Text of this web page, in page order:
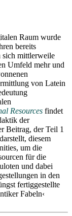
Raum wurde
bereits
sich mittlerweile
Umfeld mehr und
von Latein
Resources findet
der
Beitrag, der Teil 1
diesem
um die
für die
und dabei
in den
fertiggestellte
Fabeln‹